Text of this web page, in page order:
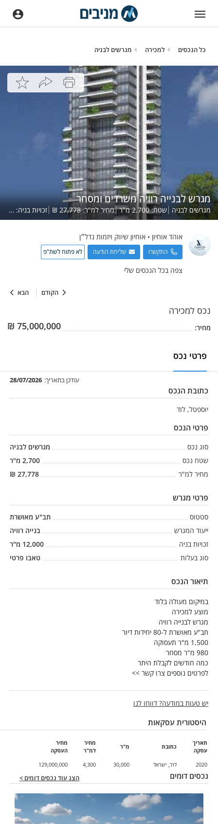
כל הנכסים למכירה מגרשים לבניה
הקודם הבא
מגרש לבנייה רוויה משרדים ומסחר
מגרשים לבניה שטח:2,700מ"ר מחיר למ"ר:27,778
₪ זכויות בניה:
אוהד אוחיון • אוחיון שיווק ויזמות נדל״ן
התקשרו שליחת הודעה לא פתוח לשת"פ
צפה בכל הנכסים שלי
נכס למכירה
מחיר: 75,000,000
₪
פרטי נכס
עודכן בתאריך: 28/07/2026
כתובת הנכס
יוספטל, לוד
פרטי הנכס
סוג נכס
מגרשים לבניה
שטח נכס
2,700 מ"ר
מחיר למ"ר
27,778
₪
פרטי מגרש
סטטוס
תב"ע מאושרת
ייעוד המגרש
בנייה רוויה
זכויות בניה
12,000 מ"ר
סוג בעלות
טאבו פרטי
תיאור הנכס
במיקום מעולה בלוד
מוצע למכירה
מגרש לבנייה רוויה
תב"ע מאושרת ל-80 יחידות דיור
1,500 מ"ר תעסוקה
980 מ"ר מסחר
כמה חודשים לקבלת היתר
לפרטים נוספים צרו קשר >>
יש טעות במודעה? דווחו לנו
היסטורית עסקאות
תאריך
עסקה
כתובת מ"ר
מחיר
למ"ר
מחיר
העסקה
2020
לוד, ישראל 30,000
4,300
129,000,000
נכסים דומים הצג עוד נכסים דומים >